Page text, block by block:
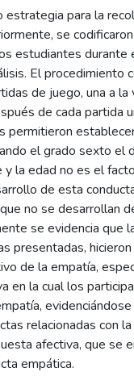
estrategia para la
se
estudiantes durante
El procedimiento
de juego, una a la
de cada partida
permitieron
el grado sexto el
y la edad no es el
de esta
no se desarrollan
se evidencia que
presentadas,
de la empatía,
en la cual los
relacionadas con
afectiva, que se
empática.